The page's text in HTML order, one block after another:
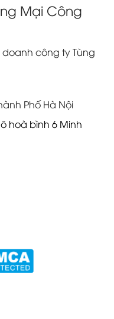
Mại Công
công ty Tùng
Phố Hà Nội
hoà bình 6 Minh